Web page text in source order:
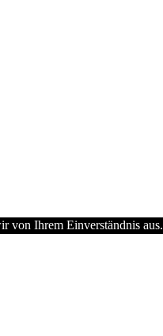
von Ihrem Einverständnis aus.